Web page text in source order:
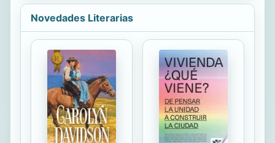
A excepción de Salmos, Proverbios
y...
mismo redactó en francés, la “Breve
Instrucción Cristiana” que nos
honramos en reeditar hoy. Se trata
de un resumen de su primera
“Institución Cristiana”, publicada en el
mes de marzo de 1536, y en la cual
encontramos literalmente traducidos
al francés muchísimos párrafos de la
“Institución”. Esta “breve...
Novedades Literarias